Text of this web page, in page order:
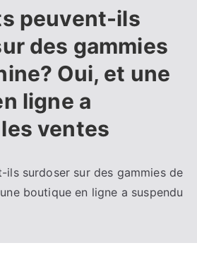
peuvent-ils
des gammies
Oui, et une
ligne a
ventes
ils surdoser sur des gammies de
boutique en ligne a suspendu